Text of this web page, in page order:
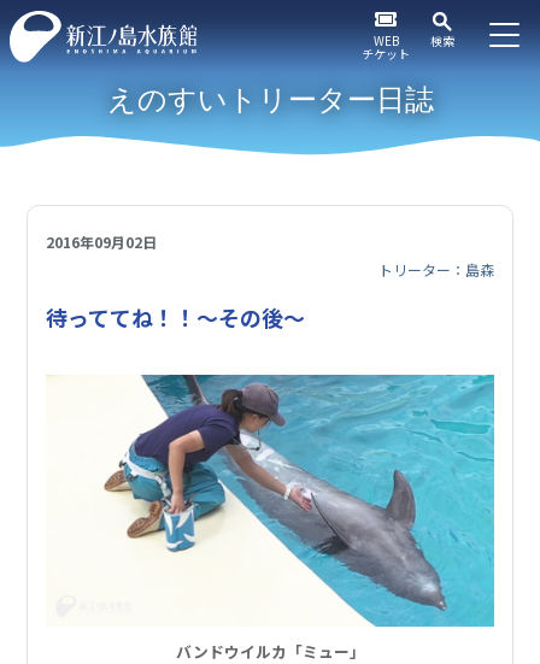
WEB
チケット
検索
えのすいトリーター日誌
2016年09月02日
トリーター：島森
待っててね！！～その後～
バンドウイルカ「ミュー」